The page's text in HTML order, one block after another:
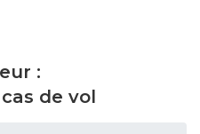
:
de vol